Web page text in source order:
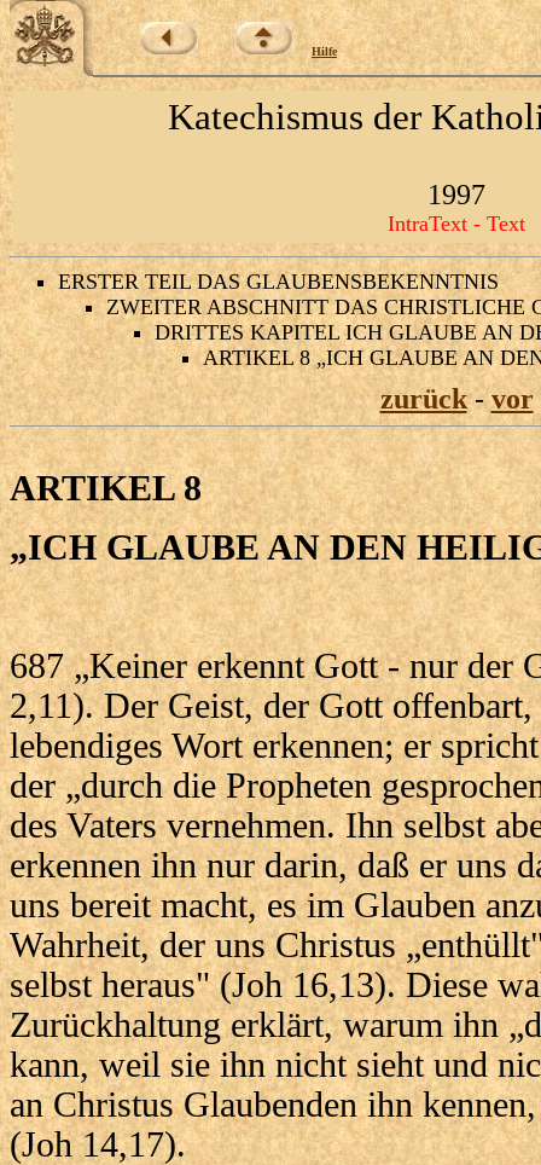
Hilfe
Katechismus der
1997
IntraText - Text
ERSTER TEIL DAS GLAUBENSBEKENNTNIS
ZWEITER ABSCHNITT DAS CHRISTLICHE
DRITTES KAPITEL ICH GLAUBE AN
ARTIKEL 8 „ICH GLAUBE AN
zurück-vor
ARTIKEL 8
„ICH GLAUBE AN DEN
687 „Keiner erkennt Gott - nur der
2,11). Der Geist, der Gott
lebendiges Wort erkennen; er
der „durch die Propheten
des Vaters vernehmen. Ihn selbst
erkennen ihn nur darin, daß er uns
uns bereit macht, es im Glauben
Wahrheit, der uns Christus
selbst heraus" (Joh 16,13). Diese
Zurückhaltung erklärt, warum ihn
kann, weil sie ihn nicht sieht und
an Christus Glaubenden ihn
(Joh 14,17).